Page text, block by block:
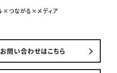
×つながる×メディア
問い合わせはこちら